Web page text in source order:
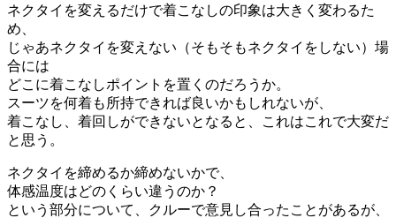
ネクタイを変えるだけで着こなしの印象は大きく変わるた
め、
じゃあネクタイを変えない（そもそもネクタイをしない）場
合には
どこに着こなしポイントを置くのだろうか。
スーツを何着も所持できれば良いかもしれないが、
着こなし、着回しができないとなると、これはこれで大変だ
と思う。
ネクタイを締めるか締めないかで、
体感温度はどのくらい違うのか？
という部分について、クルーで意見し合ったことがあるが、